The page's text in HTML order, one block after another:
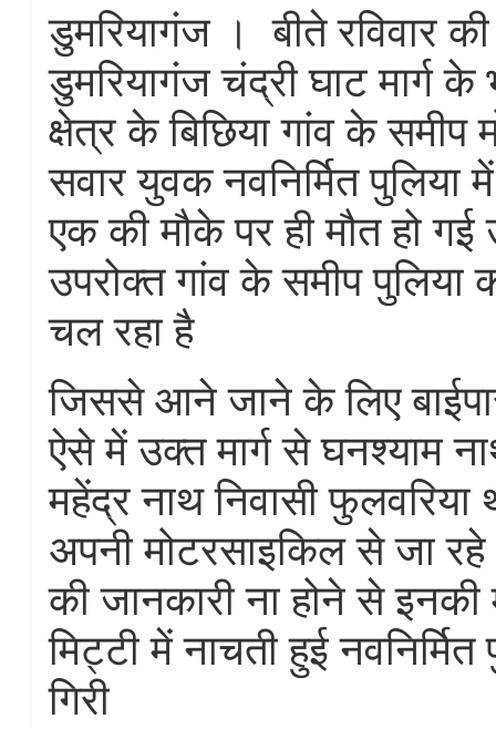
डुमरियागंज । बीते रविवार
डुमरियागंज चंद्री घाट मार्ग के
क्षेत्र के बिछिया गांव के समीप
सवार युवक नवनिर्मित
एक की मौके पर ही मौत हो गई
उपरोक्त गांव के समीप पुलिया
चल रहा है
जिससे आने जाने के लिए
ऐसे में उक्त मार्ग से घनश्याम
महेंद्र नाथ निवासी फुलवरिया
अपनी मोटरसाइकिल से जा रहे
की जानकारी ना होने से
मिट्टी में नाचती हुई
गिरी